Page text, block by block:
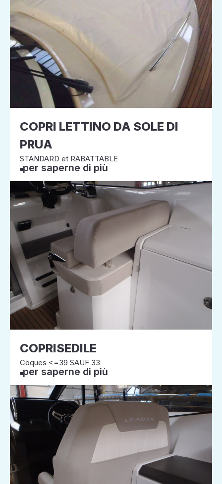
COPRI LETTINO DA SOLE DI
PRUA
STANDARD et RABATTABLE
per saperne di più
COPRISEDILE
Coques <=39 SAUF 33
per saperne di più